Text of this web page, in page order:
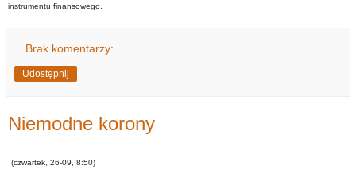
instrumentu finansowego.
Brak komentarzy:
Udostępnij
Niemodne korony
(czwartek, 26-09, 8:50)